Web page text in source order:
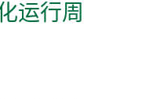
运行周